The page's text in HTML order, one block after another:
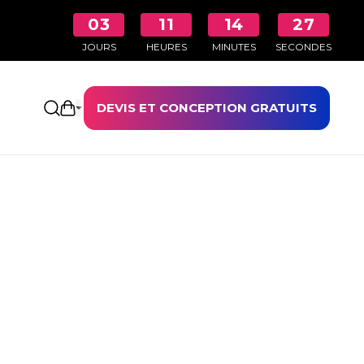
03
JOURS
11
HEURES
14
MINUTES
26
SECONDES
Ouvrir le panier
DEVIS ET CONCEPTION GRATUITS